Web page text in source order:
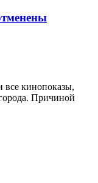
все кинопоказы,
Причиной